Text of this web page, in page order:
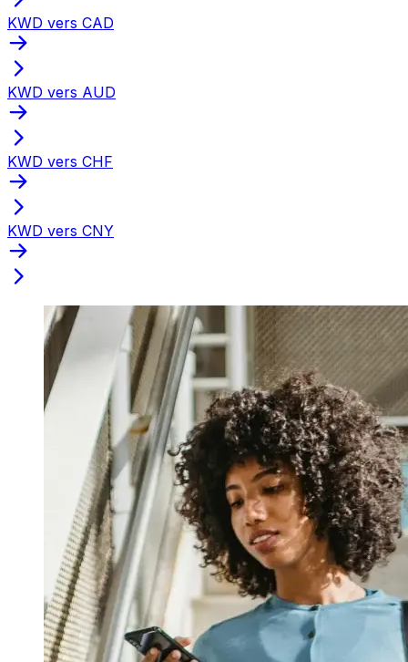
KWD vers CAD
KWD vers AUD
KWD vers CHF
KWD vers CNY